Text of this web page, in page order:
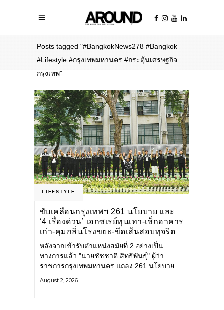
Posts tagged "#BangkokNews278 #Bangkok
#Lifestyle #กรุงเทพมหานคร #กระตุ้นเศรษฐกิจ
กรุงเทพ"
LIFESTYLE
ขับเคลื่อนกรุงเทพฯ 261 นโยบาย และ
‘4 เรื่องด่วน’ เอกซเรย์ทุนเทา-เช็กอาคาร
เก่า-คุมกลิ่นโรงขยะ-ขีดเส้นสอบทุจริต
หลังจากเข้ารับตำแหน่งสมัยที่ 2 อย่างเป็น
ทางการแล้ว "นายชัชชาติ สิทธิพันธุ์" ผู้ว่า
ราชการกรุงเทพมหานคร แถลง 261 นโยบาย
ยุทธศาสตร์ จัดทำตัวชี้วัด
August 2, 2026